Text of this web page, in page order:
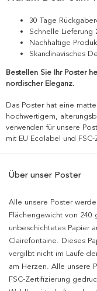
30 Tage
Schnelle Lieferung
Nachhaltige
Skandinavisches
Bestellen Sie Ihr Poster
nordischer Eleganz.
Das Poster hat eine
hochwertigem,
verwenden für unsere
mit EU Ecolabel und
Über unser Poster
Alle unsere Poster
Flächengewicht von 240
unbeschichtetes Papier
Clairefontaine. Dieses
vergilbt nicht im Laufe
am Herzen. Alle unsere
FSC-Zertifizierung